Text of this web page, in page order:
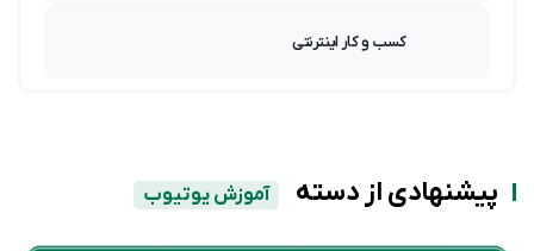
کسب و کار اینترنتی
پیشنهادی از دسته آموزش یوتیوب